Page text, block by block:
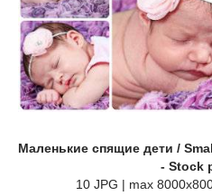
Маленькие спящие дети /
- Stock
10 JPG | max